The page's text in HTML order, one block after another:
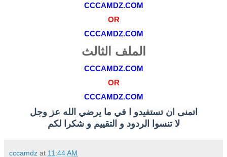
CCCAMDZ.COM
OR
CCCAMDZ.COM
الملف الثالث
CCCAMDZ.COM
OR
CCCAMDZ.COM
اتمنى ان تستفيدو ا في ما يرضي الله عز وجل
لا تنسوا الردود و التقييم و شكرا لكم
cccamdz at 11:44 AM